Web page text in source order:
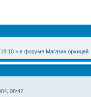
» в форуме Магазин орхидей
08:42